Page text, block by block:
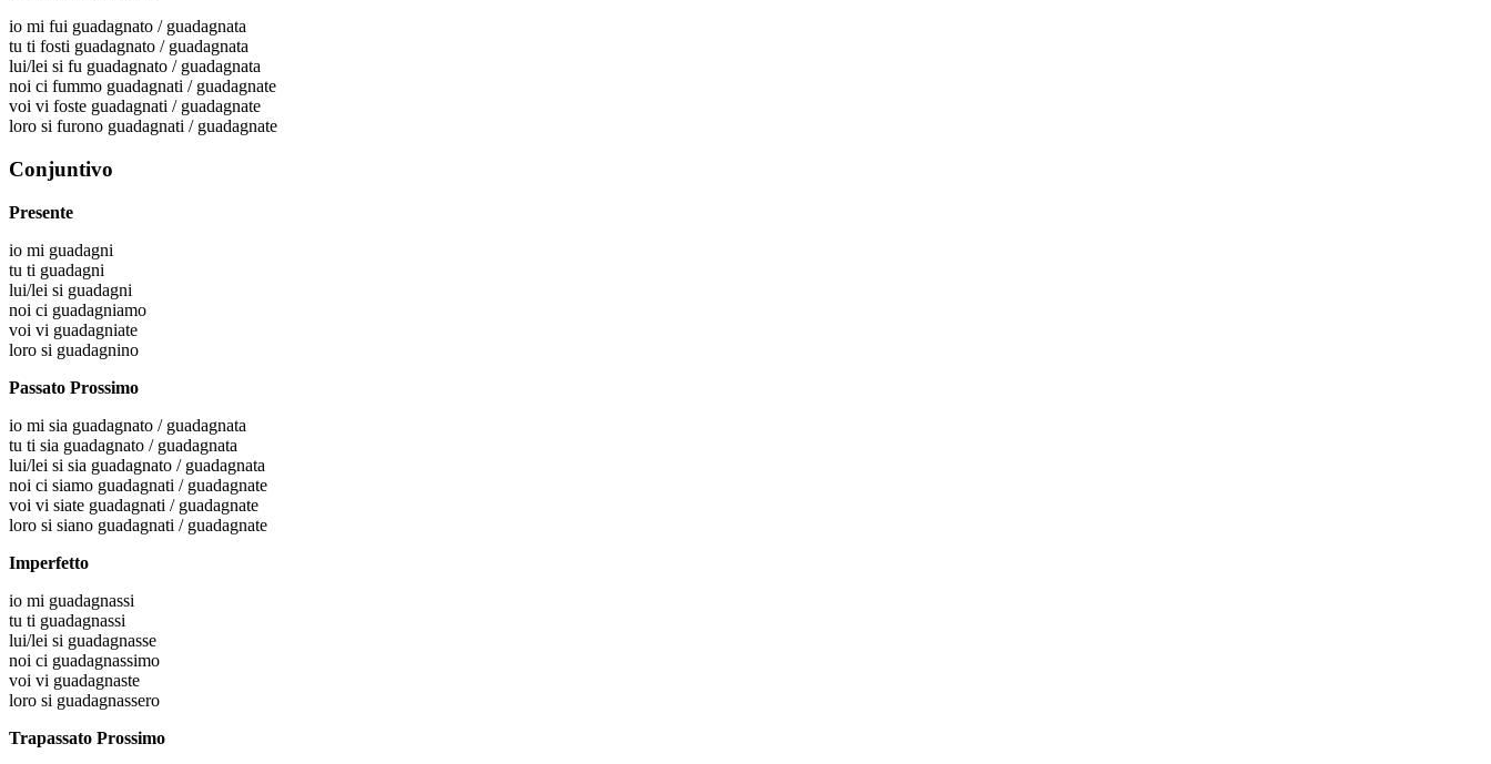
io mi fui guadagnato / guadagnata
tu ti fosti guadagnato / guadagnata
lui/lei si fu guadagnato / guadagnata
noi ci fummo guadagnati / guadagnate
voi vi foste guadagnati / guadagnate
loro si furono guadagnati / guadagnate
Conjuntivo
Presente
io mi guadagni
tu ti guadagni
lui/lei si guadagni
noi ci guadagniamo
voi vi guadagniate
loro si guadagnino
Passato Prossimo
io mi sia guadagnato / guadagnata
tu ti sia guadagnato / guadagnata
lui/lei si sia guadagnato / guadagnata
noi ci siamo guadagnati / guadagnate
voi vi siate guadagnati / guadagnate
loro si siano guadagnati / guadagnate
Imperfetto
io mi guadagnassi
tu ti guadagnassi
lui/lei si guadagnasse
noi ci guadagnassimo
voi vi guadagnaste
loro si guadagnassero
Trapassato Prossimo